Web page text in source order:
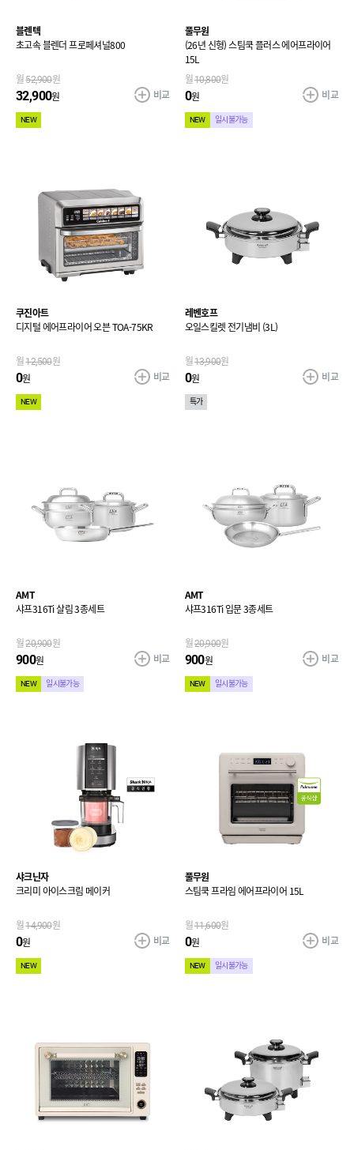
블렌텍
초고속 블렌더 프로페셔널800
월 52,900원
32,900원
NEW
비교
풀무원
(26년 신형) 스팀쿡 플러스 에어프라이어
15L
월 10,800원
0원
NEW 일시불가능
비교
쿠진아트
디지털 에어프라이어 오븐 TOA-75KR
월 12,500원
0원
NEW
비교
레벤호프
오일스킬렛 전기냄비 (3L)
월 13,900원
0원
특가
비교
AMT
샤프316Ti 살림 3종세트
월 20,900원
900원
NEW 일시불가능
비교
AMT
샤프316Ti 입문 3종세트
월 20,900원
900원
NEW 일시불가능
비교
샤크닌자
크리미 아이스크림 메이커
월 14,900원
0원
NEW
비교
풀무원
스팀쿡 프라임 에어프라이어 15L
월 11,600원
0원
NEW 일시불가능
비교